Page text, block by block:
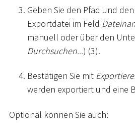
Geben Sie den Pfad und
Exportdatei im Feld
manuell oder über den
Durchsuchen...) (3).
Bestätigen Sie mit
werden exportiert und eine
Optional können Sie auch: